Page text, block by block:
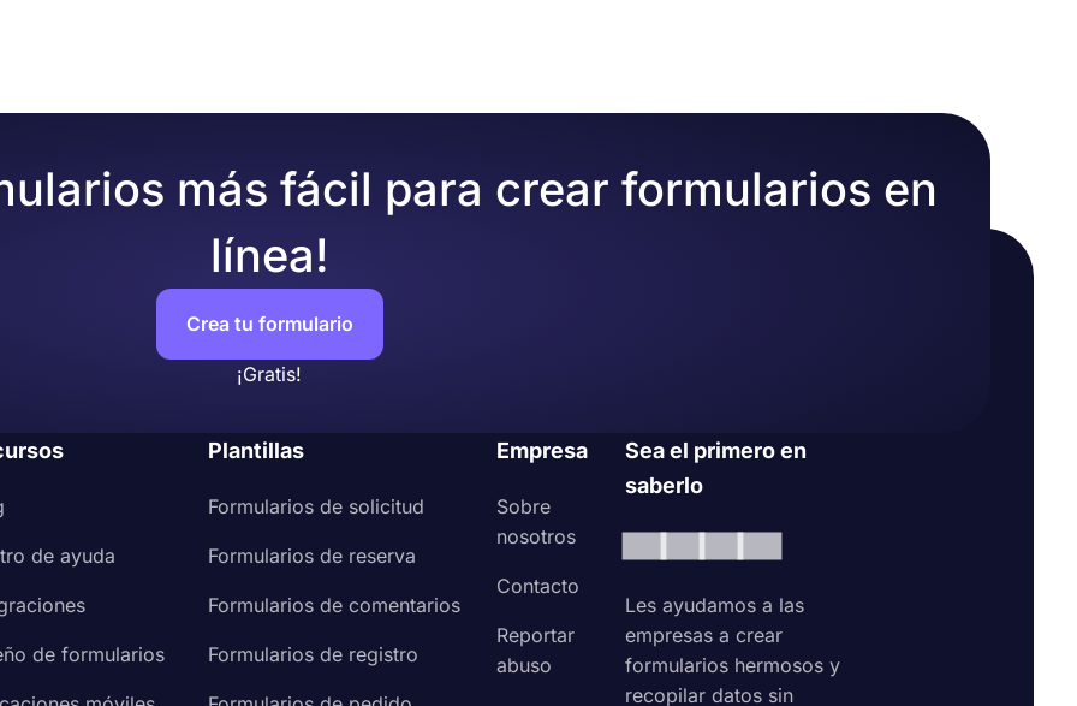
más fácil para crear formularios en
línea!
Crea tu formulario
¡Gratis!
de ayuda
de formularios
Plantillas
Formularios de solicitud
Formularios de reserva
Formularios de comentarios
Formularios de registro
Empresa
Sobre
nosotros
Contacto
Reportar
abuso
Sea el primero en
saberlo
Les ayudamos a las
empresas a crear
formularios hermosos y
recopilar datos sin